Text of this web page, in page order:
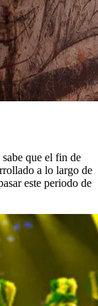
que el fin de
a lo largo de
este periodo de